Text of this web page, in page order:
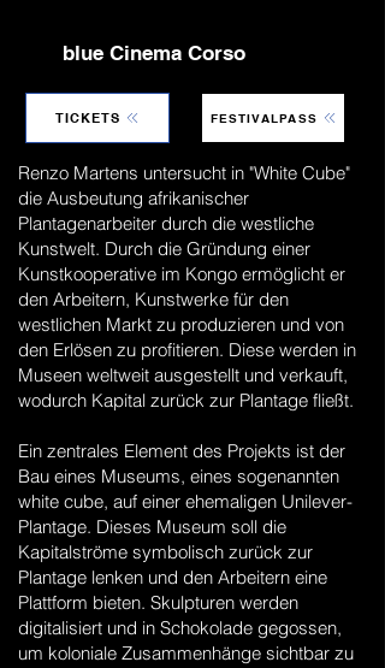
blue Cinema Corso
TICKETS FESTIVALPASS
Renzo Martens untersucht in "White Cube"
die Ausbeutung afrikanischer
Plantagenarbeiter durch die westliche
Kunstwelt. Durch die Gründung einer
Kunstkooperative im Kongo ermöglicht er
den Arbeitern, Kunstwerke für den
westlichen Markt zu produzieren und von
den Erlösen zu profitieren. Diese werden in
Museen weltweit ausgestellt und verkauft,
wodurch Kapital zurück zur Plantage fließt.
Ein zentrales Element des Projekts ist der
Bau eines Museums, eines sogenannten
white cube, auf einer ehemaligen Unilever-
Plantage. Dieses Museum soll die
Kapitalströme symbolisch zurück zur
Plantage lenken und den Arbeitern eine
Plattform bieten. Skulpturen werden
digitalisiert und in Schokolade gegossen,
um koloniale Zusammenhänge sichtbar zu